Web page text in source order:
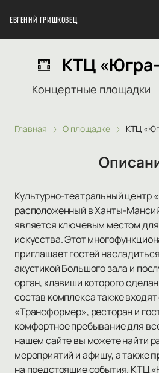
ЕВГЕНИЙ ГРИШКОВЕЦ
КТЦ
Концертные площадки
Главная О площадке КТЦ
Культурно-театральный центр
расположенный в Ханты-
является ключевым местом
искусства. Этот
приглашает гостей
акустикой Большого зала и
орган, клавиши которого
состав комплекса также входят
«Трансформер», ресторан и
комфортное пребывание для
нашем сайте вы можете найти
мероприятий и афишу, а также
на предстоящие события. КТЦ